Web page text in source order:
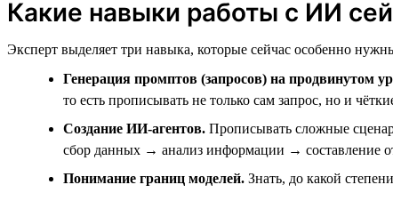
Какие навыки работы с ИИ
Эксперт выделяет три навыка, которые сейчас особенно
Генерация промптов (запросов) на продвинутом
то есть прописывать не только сам запрос, но и
Создание ИИ-агентов. Прописывать сложные
сбор данных → анализ информации → составление
Понимание границ моделей. Знать, до какой